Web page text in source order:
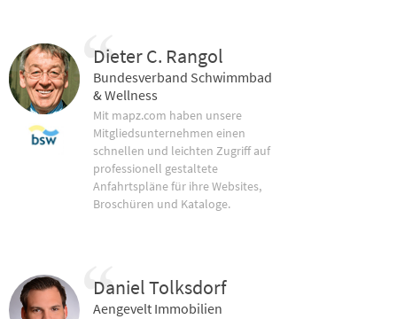
Dieter C. Rangol
Bundesverband Schwimmbad
& Wellness
Mit mapz.com haben unsere
Mitgliedsunternehmen einen
schnellen und leichten Zugriff auf
professionell gestaltete
Anfahrtspläne für ihre Websites,
Broschüren und Kataloge.
Daniel Tolksdorf
Aengevelt Immobilien